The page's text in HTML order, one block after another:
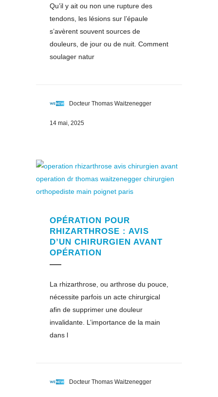
Qu’il y ait ou non une rupture des
tendons, les lésions sur l’épaule
s’avèrent souvent sources de
douleurs, de jour ou de nuit. Comment
soulager natur
Docteur Thomas Waitzenegger
14 mai, 2025
OPÉRATION POUR
RHIZARTHROSE : AVIS
D’UN CHIRURGIEN AVANT
OPÉRATION
La rhizarthrose, ou arthrose du pouce,
nécessite parfois un acte chirurgical
afin de supprimer une douleur
invalidante. L’importance de la main
dans l
Docteur Thomas Waitzenegger